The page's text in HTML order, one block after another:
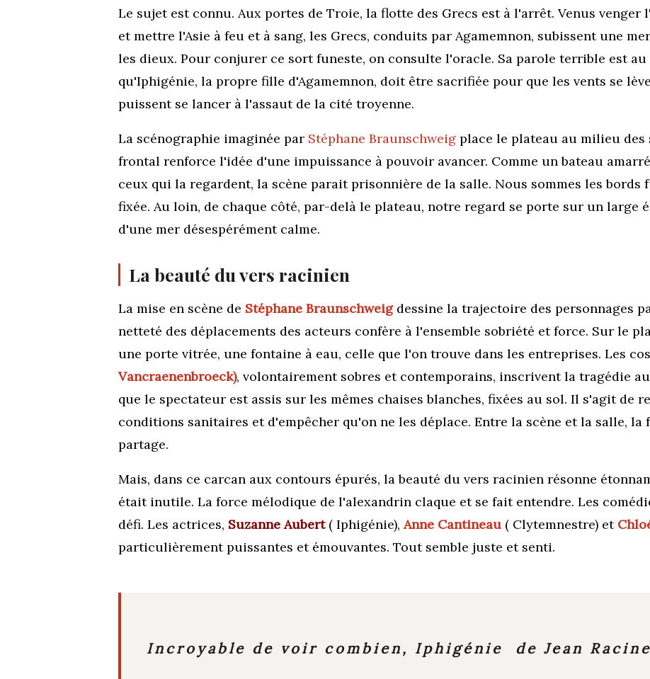
Le sujet est connu. Aux portes de Troie, la flotte des Grecs est à l'arrêt. Venus venger
et mettre l'Asie à feu et à sang, les Grecs, conduits par Agamemnon, subissent une
les dieux. Pour conjurer ce sort funeste, on consulte l'oracle. Sa parole terrible est
qu'Iphigénie, la propre fille d'Agamemnon, doit être sacrifiée pour que les vents se
puissent se lancer à l'assaut de la cité troyenne.
La scénographie imaginée par Stéphane Braunschweig place le plateau au milieu des
frontal renforce l'idée d'une impuissance à pouvoir avancer. Comme un bateau
ceux qui la regardent, la scène parait prisonnière de la salle. Nous sommes les bords
fixée. Au loin, de chaque côté, par-delà le plateau, notre regard se porte sur un large
d'une mer désespérémentcalme.
La beauté du vers racinien
La mise en scène de Stéphane Braunschweigdessine la trajectoire des personnages
netteté des déplacements des acteurs confère à l'ensemble sobriété et force. Sur le
une porte vitrée, une fontaine à eau, celle que l'on trouve dans les entreprises. Les
Vancraenenbroeck), volontairement sobres et contemporains, inscrivent la tragédie
que le spectateur est assis sur les mêmes chaises blanches, fixées au sol. Il s'agit de
conditions sanitaires et d'empêcher qu'on ne les déplace. Entre la scène et la salle,
partage.
Mais, dans ce carcan aux contours épurés, la beauté du vers racinien résonne
était inutile. La force mélodique de l'alexandrin claque et se fait entendre. Les
défi. Les actrices, Suzanne Aubert ( Iphigénie),Anne Cantineau ( Clytemnestre) et
particulièrement puissantes et émouvantes. Tout semble juste et senti.
Incroyable de voir combien, Iphigénie de Jean